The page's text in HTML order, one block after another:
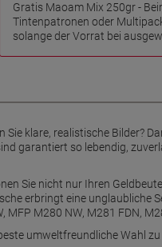
Gratis Maoam Mix 250gr -
Tintenpatronen oder
solange der Vorrat bei
klare, realistische Bilder?
garantiert so lebendig,
Sie nicht nur Ihren
erbringt eine unglaubliche
M280 NW, M281 FDN,
umweltfreundliche Wahl